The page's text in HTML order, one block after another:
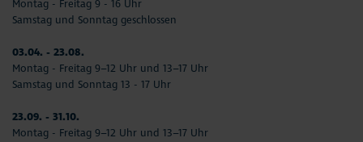
Montag - Freitag 9 - 16 Uhr
Samstag und Sonntag geschlossen
03.04. - 23.08.
Montag - Freitag 9–12 Uhr und 13–17 Uhr
Samstag und Sonntag 13 - 17 Uhr
23.09. - 31.10.
Montag - Freitag 9–12 Uhr und 13–17 Uhr